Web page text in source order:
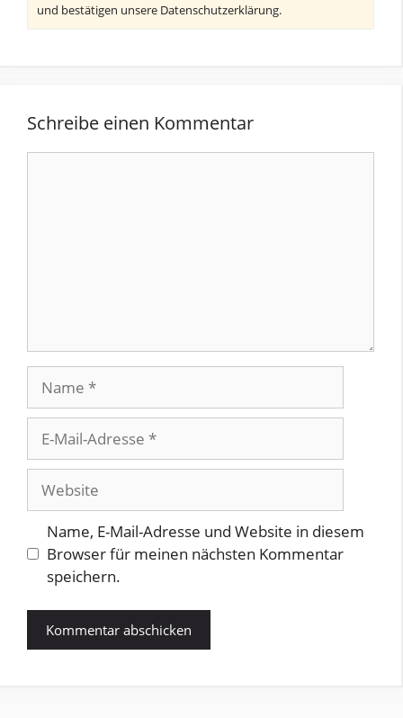
und bestätigen unsere Datenschutzerklärung.
Schreibe einen Kommentar
Mail-
Adresse
Name, E-Mail-Adresse und Website in diesem
Browser für meinen nächsten Kommentar
speichern.